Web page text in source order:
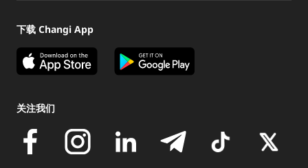
下载 Changi App
关注我们